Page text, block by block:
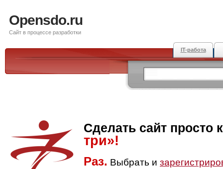
Opensdo.ru
Сайт в процессе разработки
IT-работа
Сделать сайт просто
три»!
Раз. Выбрать и